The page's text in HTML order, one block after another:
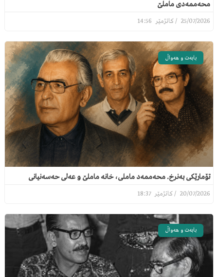
محەممەدی ماملێ
25/07/2026
بابەت و هەواڵ
تۆمارێکی بەنرخ. محەممەد ماملی، خانە ماملێ و عەلی حەسەنیانی
20/07/2026
18:37
بابەت و هەواڵ